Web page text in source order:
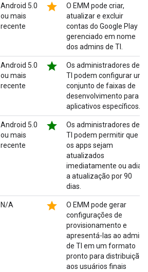
Android 5.0
ou mais
recente
star
O EMM pode criar,
atualizar e excluir
contas do Google Play
gerenciado em nome
dos admins de TI.
Android 5.0
ou mais
recente
star
Os administradores de
TI podem configurar um
conjunto de faixas de
desenvolvimento para
aplicativos específicos.
Android 5.0
ou mais
recente
star
Os administradores de
TI podem permitir que
os apps sejam
atualizados
imediatamente ou adiar
a atualização por 90
dias.
N/A star
O EMM pode gerar
configurações de
provisionamento e
apresentá-las ao admin
de TI em um formato
pronto para distribuição
aos usuários finais